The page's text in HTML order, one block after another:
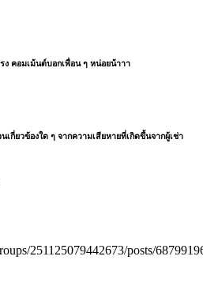
คอมเม้นต์บอกเพื่อน ๆ หน่อยน้าาา
กี่ยวข้องใด ๆ จากความเสียหายที่เกิดขึ้นจากผู้เช่า
251125079442673/posts/